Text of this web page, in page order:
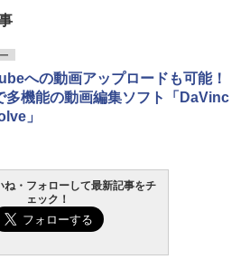
成AIパスポート公式テキスト 第４版
1,766
す プロンプトの言葉 AI画像生成シリー
(はぴーイラストLabo)
99
Kindle Paperwhite (16GB) 7イ
間持続バッテリー、広告なし、ブラッ
Kindle - 目に優しい、かさばら
い、大きな画面で読みやすい、6週間持
バッテリー、6インチディスプレイ電子
籍リーダー、ブラック、16GB、広告な
への動画アップロードも可能！
多機能の動画編集ソフト「DaVinc
」
ね・フォローして最新記事をチ
ェック！